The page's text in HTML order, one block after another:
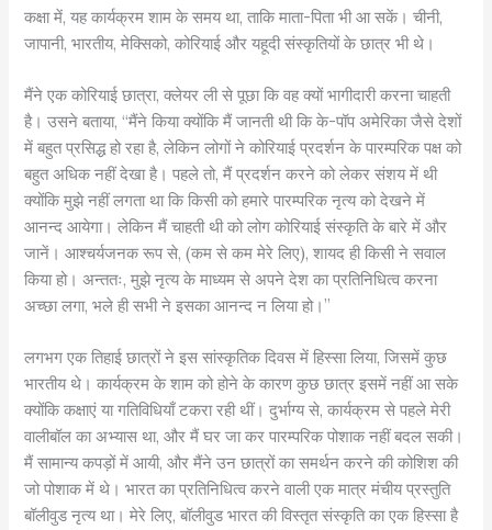
कक्षा में, यह कार्यक्रम शाम के समय था, ताकि माता-पिता भी आ सकें। चीनी,
जापानी, भारतीय, मेक्सिको, कोरियाई और यहूदी संस्कृतियों के छात्र भी थे।
मैंने एक कोरियाई छात्रा, क्लेयर ली से पूछा कि वह क्यों भागीदारी करना चाहती
है। उसने बताया, “मैंने किया क्योंकि मैं जानती थी कि के-पॉप अमेरिका जैसे देशों
में बहुत प्रसिद्ध हो रहा है, लेकिन लोगों ने कोरियाई प्रदर्शन के पारम्परिक पक्ष को
बहुत अधिक नहीं देखा है। पहले तो, मैं प्रदर्शन करने को लेकर संशय में थी
क्योंकि मुझे नहीं लगता था कि किसी को हमारे पारम्परिक नृत्य को देखने में
आनन्द आयेगा। लेकिन मैं चाहती थी को लोग कोरियाई संस्कृति के बारे में और
जानें। आश्चर्यजनक रूप से, (कम से कम मेरे लिए), शायद ही किसी ने सवाल
किया हो। अन्ततः, मुझे नृत्य के माध्यम से अपने देश का प्रतिनिधित्व करना
अच्छा लगा, भले ही सभी ने इसका आनन्द न लिया हो।”
लगभग एक तिहाई छात्रों ने इस सांस्कृतिक दिवस में हिस्सा लिया, जिसमें कुछ
भारतीय थे। कार्यक्रम के शाम को होने के कारण कुछ छात्र इसमें नहीं आ सके
क्योंकि कक्षाएं या गतिविधियाँ टकरा रही थीं। दुर्भाग्य से, कार्यक्रम से पहले मेरी
वालीबॉल का अभ्यास था, और मैं घर जा कर पारम्परिक पोशाक नहीं बदल सकी।
मैं सामान्य कपड़ों में आयी, और मैंने उन छात्रों का समर्थन करने की कोशिश की
जो पोशाक में थे। भारत का प्रतिनिधित्व करने वाली एक मात्र मंचीय प्रस्तुति
बॉलीवुड नृत्य था। मेरे लिए, बॉलीवुड भारत की विस्तृत संस्कृति का एक हिस्सा है